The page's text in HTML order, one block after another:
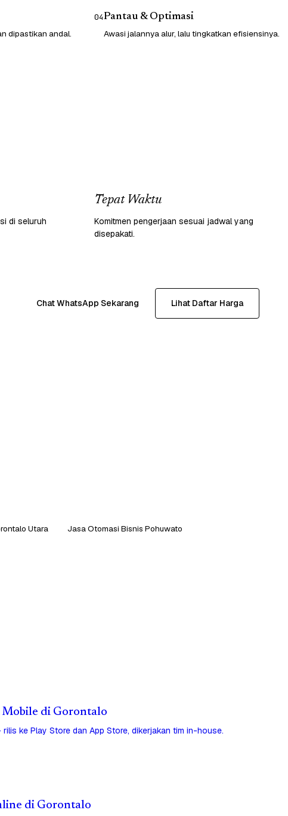
dipastikan andal.
04Pantau & Optimasi
Awasi jalannya alur, lalu tingkatkan efisiensinya.
di seluruh
Tepat Waktu
Komitmen pengerjaan sesuai jadwal yang
disepakati.
Chat WhatsApp Sekarang Lihat Daftar Harga
Utara Jasa Otomasi Bisnis Pohuwato
Mobile di Gorontalo
ke Play Store dan App Store, dikerjakan tim in-house.
di Gorontalo